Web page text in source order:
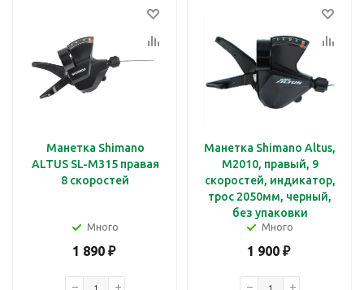
Манетка Shimano
ALTUS SL-M315 правая
8 скоростей
Много
1 890₽
Манетка Shimano Altus,
M2010, правый, 9
скоростей, индикатор,
трос 2050мм, черный,
без упаковки
Много
1 900₽